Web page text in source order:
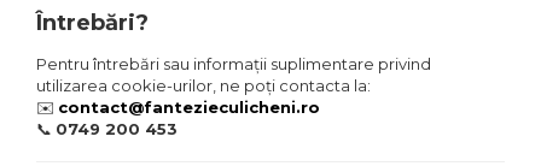
Întrebări?
Pentru întrebări sau informații suplimentare privind
utilizarea cookie-urilor, ne poți contacta la:
✉️ contact@fantezieculicheni.ro
📞 0749 200 453